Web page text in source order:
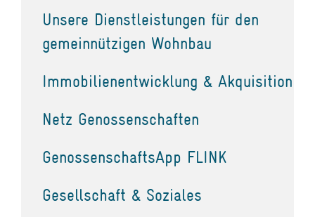
Unsere Dienstleistungen für den
gemeinnützigen Wohnbau
Immobilienentwicklung & Akquisition
Netz Genossenschaften
GenossenschaftsApp FLINK
Gesellschaft & Soziales